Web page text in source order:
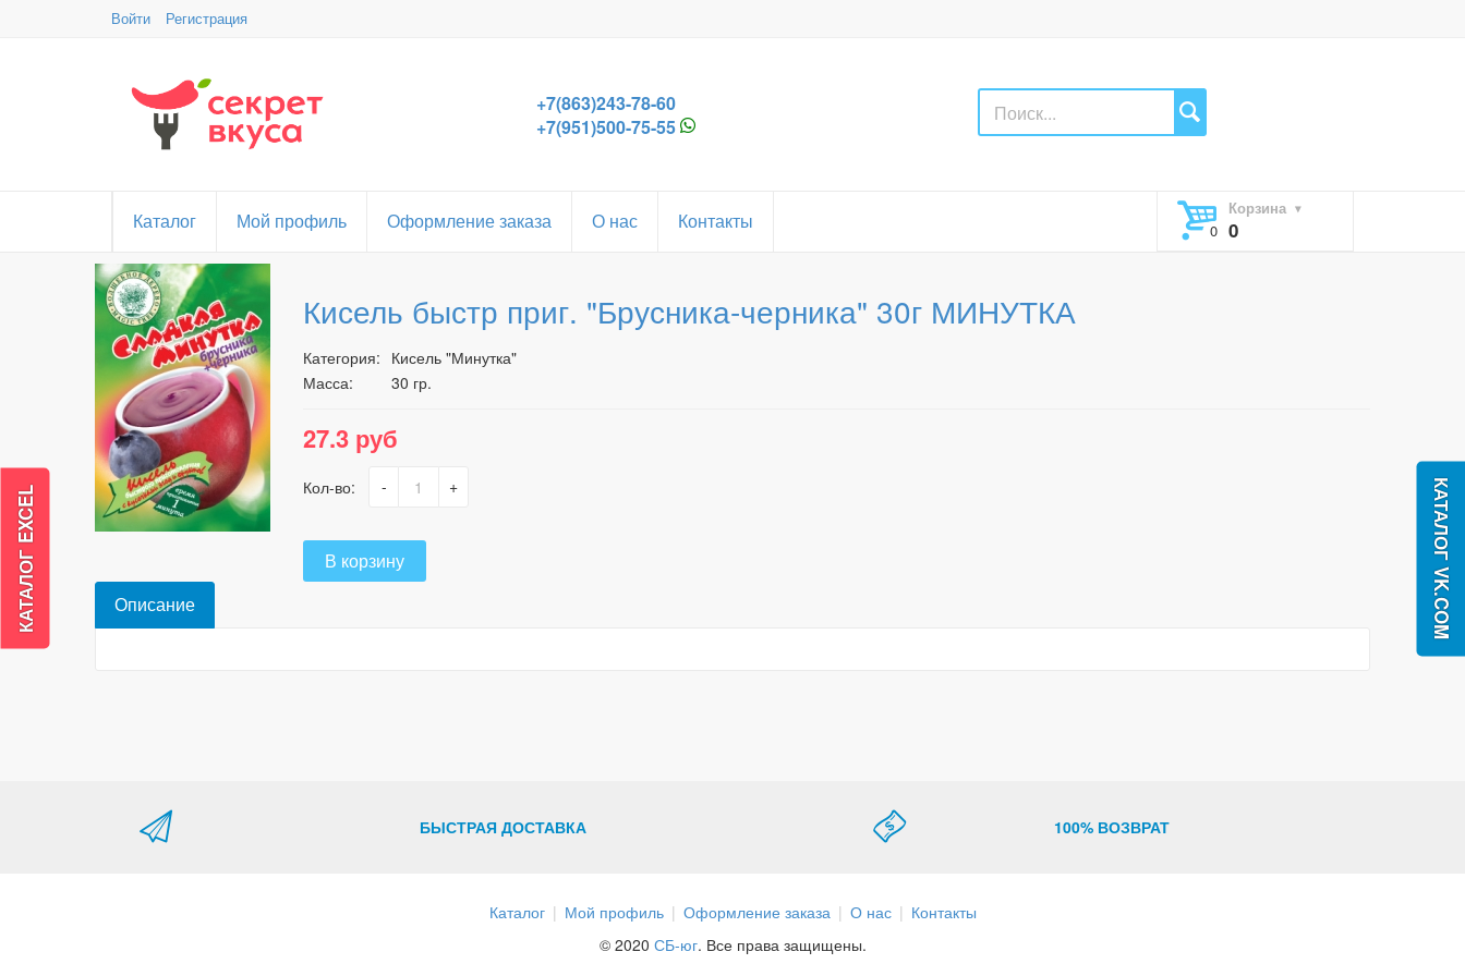
Войти Регистрация
+7(863)243-78-60
+7(951)500-75-55
Каталог Мой профиль Оформление заказа О нас Контакты
Корзина
0
Кисель быстр приг. "Брусника-черника" 30г МИНУТКА
Категория: Кисель "Минутка"
Масса:
30 гр.
27.3 руб
Кол-во: - +
В корзину
Описание
БЫСТРАЯ ДОСТАВКА 100% ВОЗВРАТ
Каталог Мой профиль Оформление заказа О нас
Контакты
© 2020 СБ-юг. Все права защищены.